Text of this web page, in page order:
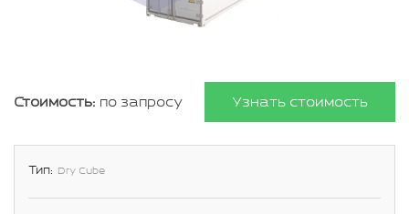
Стоимость: по запросу Узнать стоимость
Тип: Dry Cube